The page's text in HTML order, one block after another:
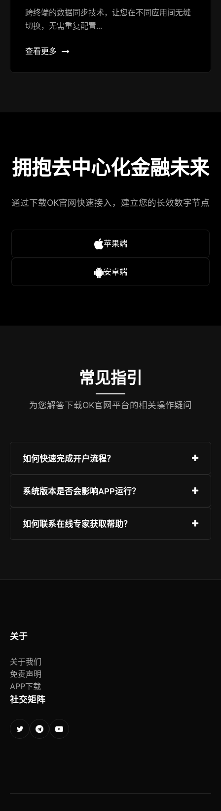
跨终端的数据同步技术，让您在不同应用间无缝
切换，无需重复配置...
查看更多
拥抱去中心化金融未来
通过下载OK官网快速接入，建立您的长效数字节点
苹果端
安卓端
常见指引
为您解答下载OK官网平台的相关操作疑问
如何快速完成开户流程？
只需访问“极速注册”页面，填写基础信息并验证，
系统版本是否会影响APP运行？
下载OK官网完美兼容目前市面上的主流硬件与系
如何联系在线专家获取帮助？
快速对话图标。
社交矩阵
关于
关于我们
免责声明
APP下载